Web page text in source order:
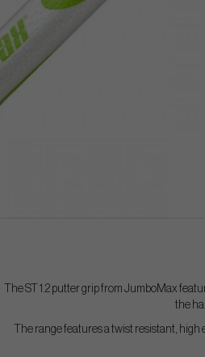
The ST 1.2 putter grip from JumboMax
the
The range features a twist resistant,